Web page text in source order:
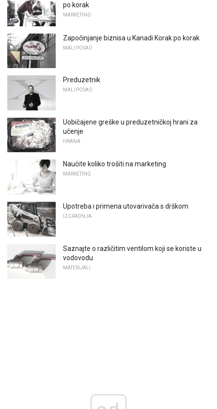
po korak
MARKETING
Započinjanje biznisa u Kanadi Korak po korak
MALI POSAO
Preduzetnik
MALI POSAO
Uobičajene greške u preduzetničkoj hrani za
učenje
HRANA
Naučite koliko trošiti na marketing
MARKETING
Upotreba i primena utovarivača s drškom
IZGRADNJA
Saznajte o različitim ventilom koji se koriste u
vodovodu
MATERIJALI